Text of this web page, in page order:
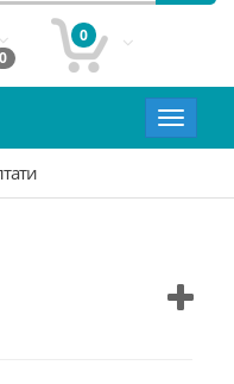
0
0
Toggle